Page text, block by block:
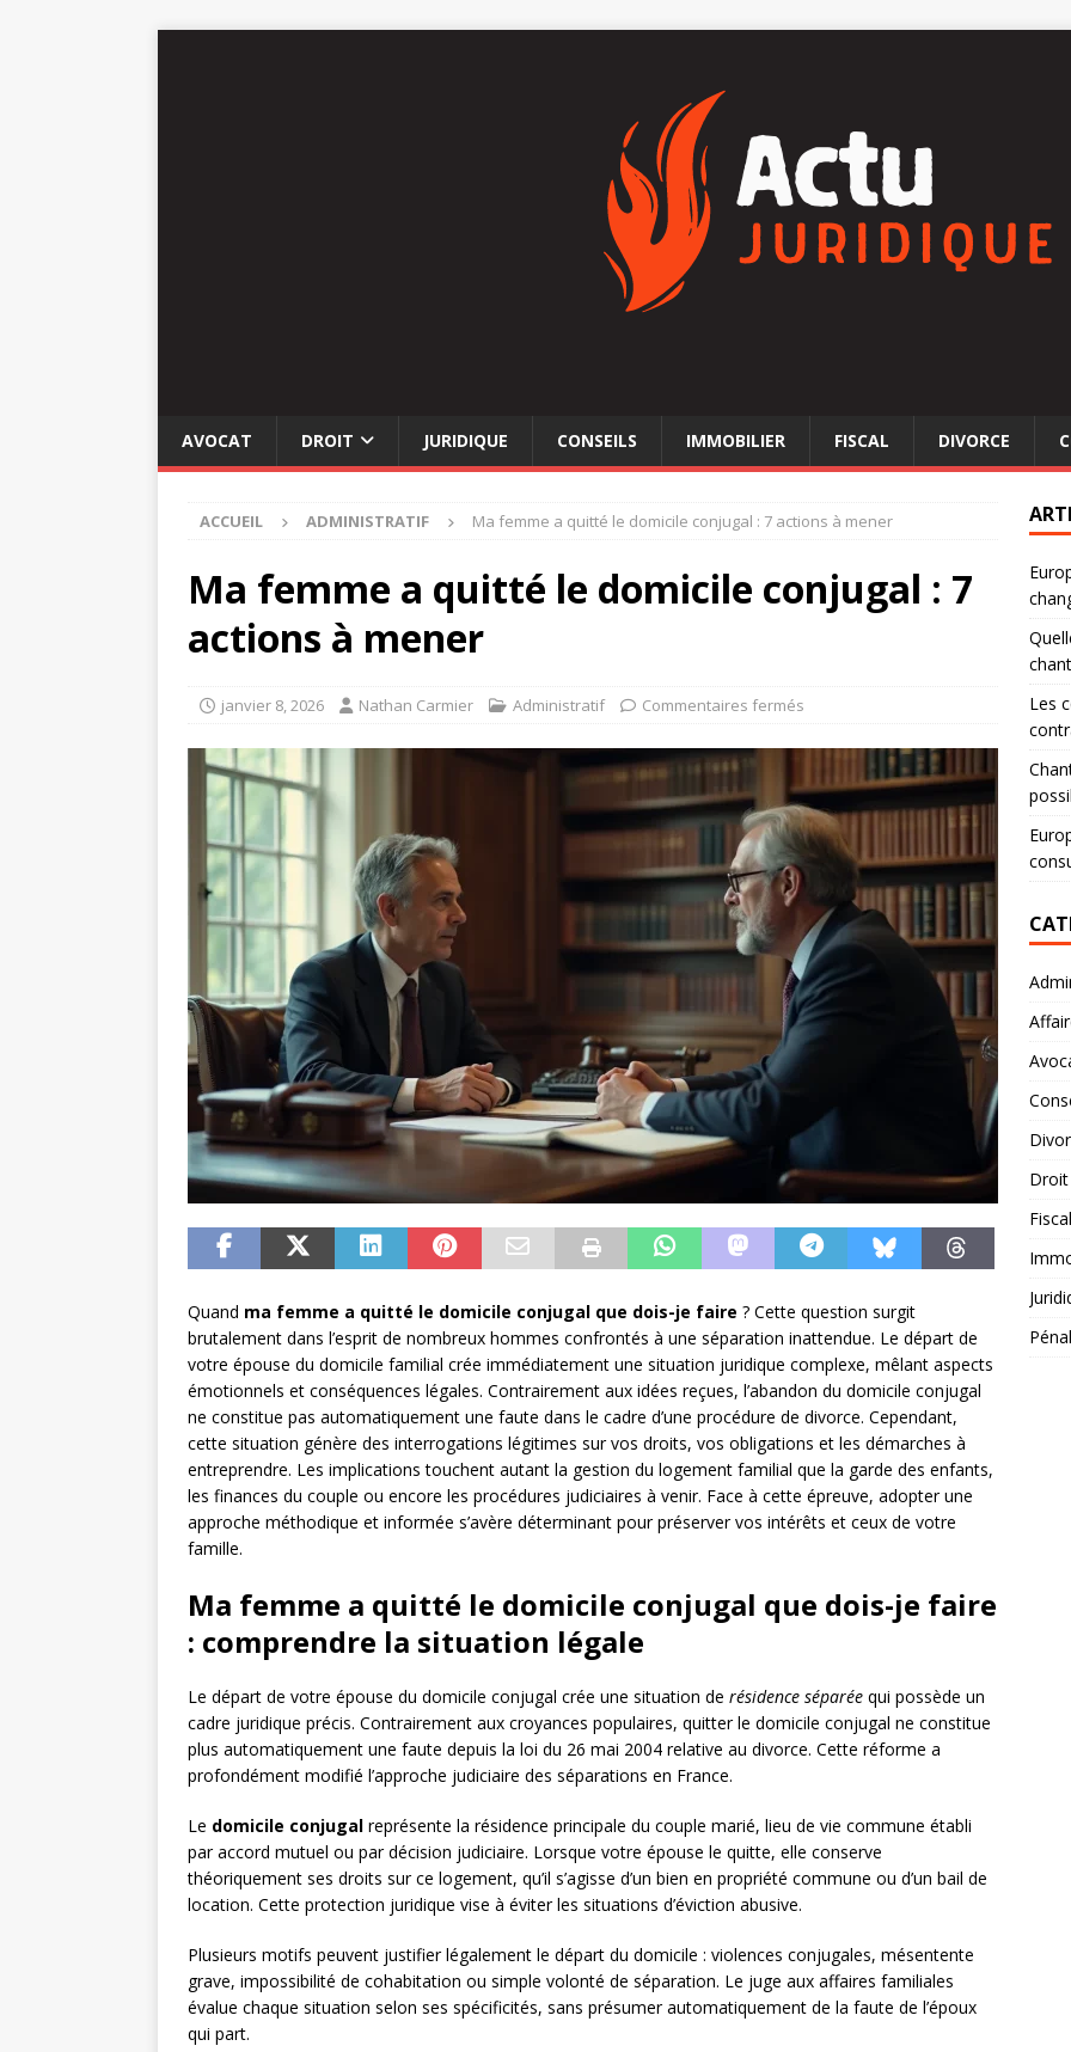
AVOCAT DROIT JURIDIQUE CONSEILS IMMOBILIER FISCAL DIVORCE
ACCUEIL ADMINISTRATIF Ma femme a quitté le domicile conjugal : 7 actions à mener
Ma femme a quitté le domicile conjugal : 7
actions à mener
janvier 8, 2026 Nathan Carmier Administratif Commentaires fermés
Quand ma femme a quitté le domicile conjugal que dois-je faire ? Cette question surgit
brutalement dans l’esprit de nombreux hommes confrontés à une séparation inattendue. Le départ de
votre épouse du domicile familial crée immédiatement une situation juridique complexe, mêlant aspects
émotionnels et conséquences légales. Contrairement aux idées reçues, l’abandon du domicile conjugal
ne constitue pas automatiquement une faute dans le cadre d’une procédure de divorce. Cependant,
cette situation génère des interrogations légitimes sur vos droits, vos obligations et les démarches à
entreprendre. Les implications touchent autant la gestion du logement familial que la garde des enfants,
les finances du couple ou encore les procédures judiciaires à venir. Face à cette épreuve, adopter une
approche méthodique et informée s’avère déterminant pour préserver vos intérêts et ceux de votre
famille.
Ma femme a quitté le domicile conjugal que dois-je faire
: comprendre la situation légale
Le départ de votre épouse du domicile conjugal crée une situation de résidence séparée qui possède un
cadre juridique précis. Contrairement aux croyances populaires, quitter le domicile conjugal ne constitue
plus automatiquement une faute depuis la loi du 26 mai 2004 relative au divorce. Cette réforme a
profondément modifié l’approche judiciaire des séparations en France.
Le domicile conjugal représente la résidence principale du couple marié, lieu de vie commune établi
par accord mutuel ou par décision judiciaire. Lorsque votre épouse le quitte, elle conserve
théoriquement ses droits sur ce logement, qu’il s’agisse d’un bien en propriété commune ou d’un bail de
location. Cette protection juridique vise à éviter les situations d’éviction abusive.
Plusieurs motifs peuvent justifier légalement le départ du domicile : violences conjugales, mésentente
grave, impossibilité de cohabitation ou simple volonté de séparation. Le juge aux affaires familiales
évalue chaque situation selon ses spécificités, sans présumer automatiquement de la faute de l’époux
qui part.
Les
Droit
Fiscal
Pénal